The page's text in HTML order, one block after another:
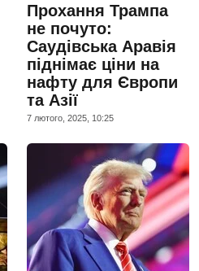
Прохання Трампа
не почуто:
Саудівська Аравія
піднімає ціни на
нафту для Європи
та Азії
7 лютого, 2025, 10:25